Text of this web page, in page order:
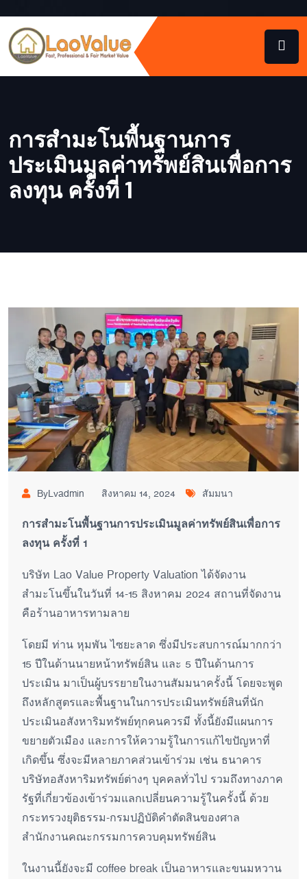
การสำมะโนพื้นฐานการ
ประเมินมูลค่าทรัพย์สินเพื่อการ
ลงทุน ครั้งที่ 1
ByLvadmin สิงหาคม 14, 2024 สัมมนา
การสำมะโนพื้นฐานการประเมินมูลค่าทรัพย์สินเพื่อการ
ลงทุน ครั้งที่ 1
บริษัท Lao Value Property Valuation ได้จัดงาน
สำมะโนขึ้นในวันที่ 14-15 สิงหาคม 2024 สถานที่จัดงาน
คือร้านอาหารทามลาย
โดยมี ท่าน หุมพัน ไซยะลาด ซึ่งมีประสบการณ์มากกว่า
15 ปีในด้านนายหน้าทรัพย์สิน และ 5 ปีในด้านการ
ประเมิน มาเป็นผู้บรรยายในงานสัมมนาครั้งนี้ โดยจะพูด
ถึงหลักสูตรและพื้นฐานในการประเมินทรัพย์สินที่นัก
ประเมินอสังหาริมทรัพย์ทุกคนควรมี ทั้งนี้ยังมีแผนการ
ขยายตัวเมือง และการให้ความรู้ในการแก้ไขปัญหาที่
เกิดขึ้น ซึ่งจะมีหลายภาคส่วนเข้าร่วม เช่น ธนาคาร
บริษัทอสังหาริมทรัพย์ต่างๆ บุคคลทั่วไป รวมถึงทางภาค
รัฐที่เกี่ยวข้องเข้าร่วมแลกเปลี่ยนความรู้ในครั้งนี้ ด้วย
กระทรวงยุติธรรม-กรมปฏิบัติคำตัดสินของศาล
สำนักงานคณะกรรมการควบคุมทรัพย์สิน
ในงานนี้ยังจะมี coffee break เป็นอาหารและขนมหวาน